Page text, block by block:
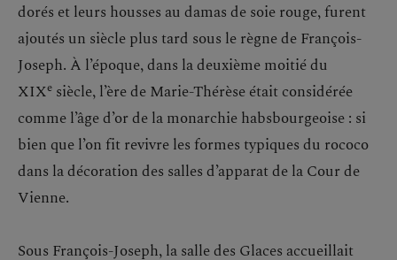
dorés et leurs housses au damas de soie rouge, furent
ajoutés un siècle plus tard sous le règne de François-
Joseph. À l’époque, dans la deuxième moitié du
XIXe siècle, l’ère de Marie-Thérèse était considérée
comme l’âge d’or de la monarchie habsbourgeoise : si
bien que l’on fit revivre les formes typiques du rococo
dans la décoration des salles d’apparat de la Cour de
Vienne.
Sous François-Joseph, la salle des Glaces accueillait